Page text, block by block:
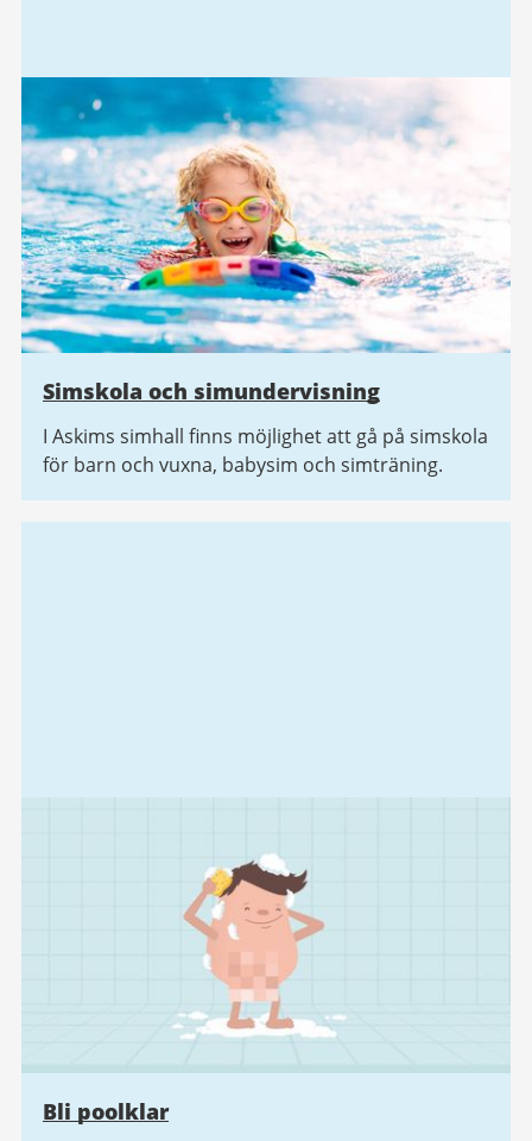
Simskola och simundervisning
I Askims simhall finns möjlighet att gå på simskola
för barn och vuxna, babysim och simträning.
Bli poolklar